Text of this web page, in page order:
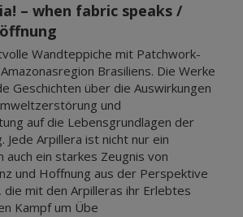
– when fabric speaks /
Wandteppiche mit Patchwork-
Brasiliens. Die Werke
Geschichten über die Auswirkungen
und
auf die Lebensgrundlagen der
Jede Arpillera ist nicht nur ein
auch ein starkes Zeugnis von
und Hoffnung aus der Perspektive
mit den Arpilleras ihr Erlebtes
Kampf um Übe